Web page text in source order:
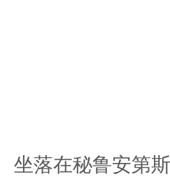
坐落在秘鲁安第